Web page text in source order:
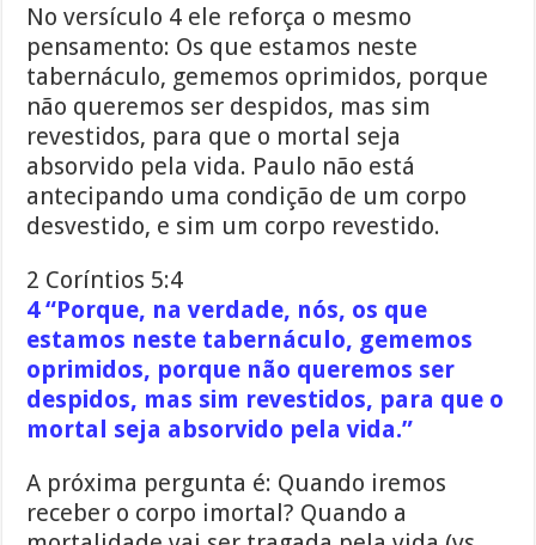
No versículo 4 ele reforça o mesmo
pensamento: Os que estamos neste
tabernáculo, gememos oprimidos, porque
não queremos ser despidos, mas sim
revestidos, para que o mortal seja
absorvido pela vida. Paulo não está
antecipando uma condição de um corpo
desvestido, e sim um corpo revestido.
2 Coríntios 5:4
4 “Porque, na verdade, nós, os que
estamos neste tabernáculo, gememos
oprimidos, porque não queremos ser
despidos, mas sim revestidos, para que o
mortal seja absorvido pela vida.”
A próxima pergunta é: Quando iremos
receber o corpo imortal? Quando a